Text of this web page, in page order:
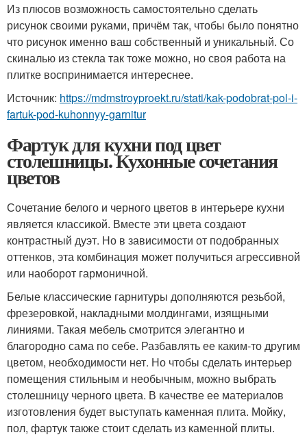
Из плюсов возможность самостоятельно сделать
рисунок своими руками, причём так, чтобы было понятно
что рисунок именно ваш собственный и уникальный. Со
скиналью из стекла так тоже можно, но своя работа на
плитке воспринимается интереснее.
Источник: https://mdmstroyproekt.ru/stati/kak-podobrat-pol-i-
fartuk-pod-kuhonnyy-garnitur
Фартук для кухни под цвет
столешницы. Кухонные сочетания
цветов
Сочетание белого и черного цветов в интерьере кухни
является классикой. Вместе эти цвета создают
контрастный дуэт. Но в зависимости от подобранных
оттенков, эта комбинация может получиться агрессивной
или наоборот гармоничной.
Белые классические гарнитуры дополняются резьбой,
фрезеровкой, накладными молдингами, изящными
линиями. Такая мебель смотрится элегантно и
благородно сама по себе. Разбавлять ее каким-то другим
цветом, необходимости нет. Но чтобы сделать интерьер
помещения стильным и необычным, можно выбрать
столешницу черного цвета. В качестве ее материалов
изготовления будет выступать каменная плита. Мойку,
пол, фартук также стоит сделать из каменной плиты.